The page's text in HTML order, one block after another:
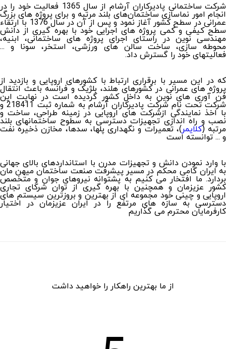
شرکت ساختمانی پاديرکاران آرشام از سال 1365 فعاليت خود را در
انجام امور نماسازی ساختمان‌های بلند مرتبه و برای پروژه های بزرگ
عمرانی در سطح کشور آغاز نمود و پس از آن در سال 1376 با ارتقاء
سطح کيفی و کمی پروژه های اجرايی خود با بهره گیری از دانش
مهندسی نوين در راستای اجرای پروژه های ساختمانی، ابنيه،
محوطه سازی، ساخت سالن های ورزشی، استخر، سونا و ...
فعاليتهای خود را گسترش داد.
که در اين مسير با برقراری ارتباط با کشورهای اروپايی و بازديد از
پروژه های عمرانی در کشورهای هلند، بلژيک و فرانسه باعث انتقال
فن آوری های نوين به داخل کشور گرديده است در نهایت اين
شرکت تحت نام شرکت پاديرکاران آرشام به شماره ثبت 218411 و
با اخذ نمايندگی ازشرکت های اروپایی در زمينه طراحی، ساخت و
نصب و راه اندازی تجهیزات دسترسی به سطوح ساختمانهای بلند
مرتبه (کلایمر)، تعميرات و نگهداری پلها، سدها، مخازن ذخيره نفت
و ... توانسته است
با وارد نمودن دانش و تجهيزات مدرن با استانداردهای بالای جهانی
به ايران گامی محکم در مسير پيشرفت صنعت ساختمان ميهن مان
بردارد. ما افتخار می کنیم به پشتوانه نیروهای جوان و متخصص
کشور عزیزمان و همچنین با بهره گیری از توان شرکای تجاری
اروپایی و چینی خود مجموعه ای از بهترین و بروزترین سیستم های
دسترسی به سازه های مرتفع را در ایران عزیزمان در اختیار
کارفرمایان محترم می گذاریم
از ما بهترین راهکار را خواهید داشت